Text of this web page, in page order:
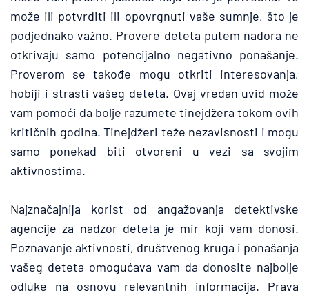
može ili potvrditi ili opovrgnuti vaše sumnje, što je
podjednako važno. Provere deteta putem nadora ne
otkrivaju samo potencijalno negativno ponašanje.
Proverom se takođe mogu otkriti interesovanja,
hobiji i strasti vašeg deteta. Ovaj vredan uvid može
vam pomoći da bolje razumete tinejdžera tokom ovih
kritičnih godina. Tinejdžeri teže nezavisnosti i mogu
samo ponekad biti otvoreni u vezi sa svojim
aktivnostima.
Najznačajnija korist od angažovanja detektivske
agencije za nadzor deteta je mir koji vam donosi.
Poznavanje aktivnosti, društvenog kruga i ponašanja
vašeg deteta omogućava vam da donosite najbolje
odluke na osnovu relevantnih informacija. Prava